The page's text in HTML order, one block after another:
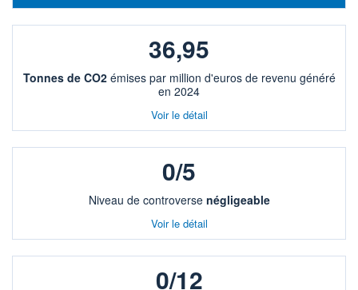
14,2/100 (faible)
+ ALERTE + PORTEFEUILLE + LISTE
36,95
Tonnes de CO2émises par million d'euros de revenu généré
en 2024
Voir le détail
0/5
Niveau de controverse négligeable
Voir le détail
0/12